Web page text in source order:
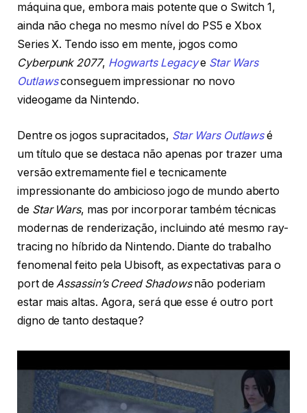
máquina que, embora mais potente que o Switch 1,
ainda não chega no mesmo nível do PS5 e Xbox
Series X. Tendo isso em mente, jogos como
Cyberpunk 2077, Hogwarts Legacye Star Wars
Outlawsconseguem impressionar no novo
videogame da Nintendo.
Dentre os jogos supracitados, Star Wars Outlawsé
um título que se destaca não apenas por trazer uma
versão extremamente fiel e tecnicamente
impressionante do ambicioso jogo de mundo aberto
de Star Wars, mas por incorporar também técnicas
modernas de renderização, incluindo até mesmo ray-
tracing no híbrido da Nintendo. Diante do trabalho
fenomenal feito pela Ubisoft, as expectativas para o
port deAssassin’s Creed Shadowsnão poderiam
estar mais altas. Agora, será que esse é outro port
digno de tanto destaque?